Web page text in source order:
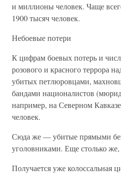
и миллионы человек. Чаще
1900 тысяч человек.
Небоевые потери
К цифрам боевых потерь и
розового и красного террора
убитых петлюровцами,
бандами националистов
например, на Северном
человек.
Сюда же — убитые прямыми
уголовниками. Еще столько
Получается уже колоссальная